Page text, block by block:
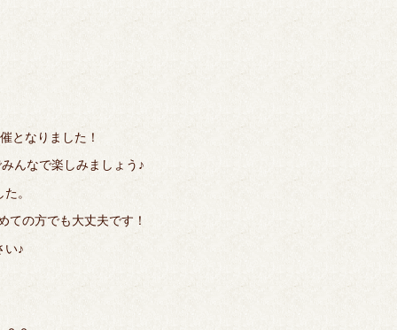
となりました！
んなで楽しみましょう♪
。
ての方でも大丈夫です！
い♪